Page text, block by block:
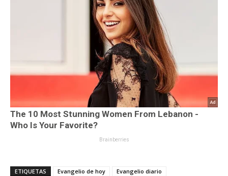
ETIQUETAS Evangelio de hoy
Evangelio diario